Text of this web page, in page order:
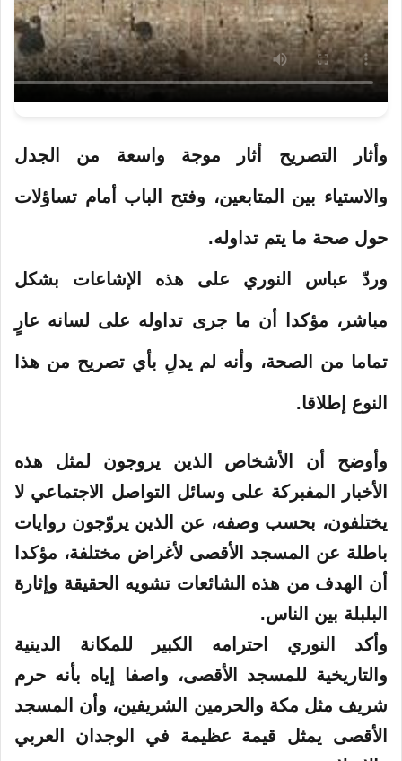
وأثار التصريح أثار موجة واسعة من الجدل
والاستياء بين المتابعين، وفتح الباب أمام تساؤلات
حول صحة ما يتم تداوله.
وردّ عباس النوري على هذه الإشاعات بشكل
مباشر، مؤكدا أن ما جرى تداوله على لسانه عارٍ
تماما من الصحة، وأنه لم يدلِ بأي تصريح من هذا
النوع إطلاقا.
وأوضح أن الأشخاص الذين يروجون لمثل هذه
الأخبار المفبركة على وسائل التواصل الاجتماعي لا
يختلفون، بحسب وصفه، عن الذين يروّجون روايات
باطلة عن المسجد الأقصى لأغراض مختلفة، مؤكدا
أن الهدف من هذه الشائعات تشويه الحقيقة وإثارة
البلبلة بين الناس.
وأكد النوري احترامه الكبير للمكانة الدينية
والتاريخية للمسجد الأقصى، واصفا إياه بأنه حرم
شريف مثل مكة والحرمين الشريفين، وأن المسجد
الأقصى يمثل قيمة عظيمة في الوجدان العربي